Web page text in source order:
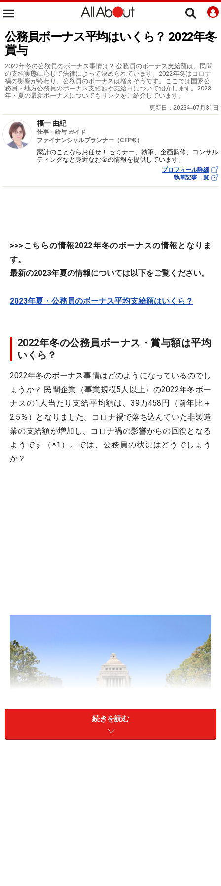
公務員ボーナス平均はいくら？ 2022年冬
賞与
2022年冬の公務員のボーナス事情は？ 公務員のボーナス支給額は、民間
の支給実態に応じて法律によって決められています。2022年冬はコロナ
禍の影響が終わり、公務員のボーナスは増えそうです。ここでは国家公
務員・地方公務員のボーナス支給額や支給日について紹介します。2023
年・夏の最新ボーナスについてもリンクをご紹介しています。
更新日： 2023年07月31日
福一 由紀
仕事・給与 ガイド
ファイナンシャルプランナー（CFP®）
家計のことならお任せ！ セミナー、執筆、企画監修、コンサル
ティングなど身近なお金の情報を提供しています。
プロフィール詳細
執筆記事一覧
>>>こちらの情報2022年冬のボーナスの情報となりま
す。
最新の2023年夏の情報については以下をご覧ください。
2023年夏・公務員のボーナス平均支給額はいくら？
2022年冬の公務員ボーナス・賞与額は平均
いくら？
2022年冬のボーナス事情はどのようになっているのでし
ょうか？ 民間企業（事業規模5人以上）の2022年冬ボー
ナスの1人当たり支給平均額は、39万458円（前年比＋
2.5％）となりました。コロナ禍で落ち込んでいた非製造
業の支給額が増加し、コロナ禍の影響からの回復となる
ようです（※1）。では、公務員の状況はどうでしょう
か？
続きを読む